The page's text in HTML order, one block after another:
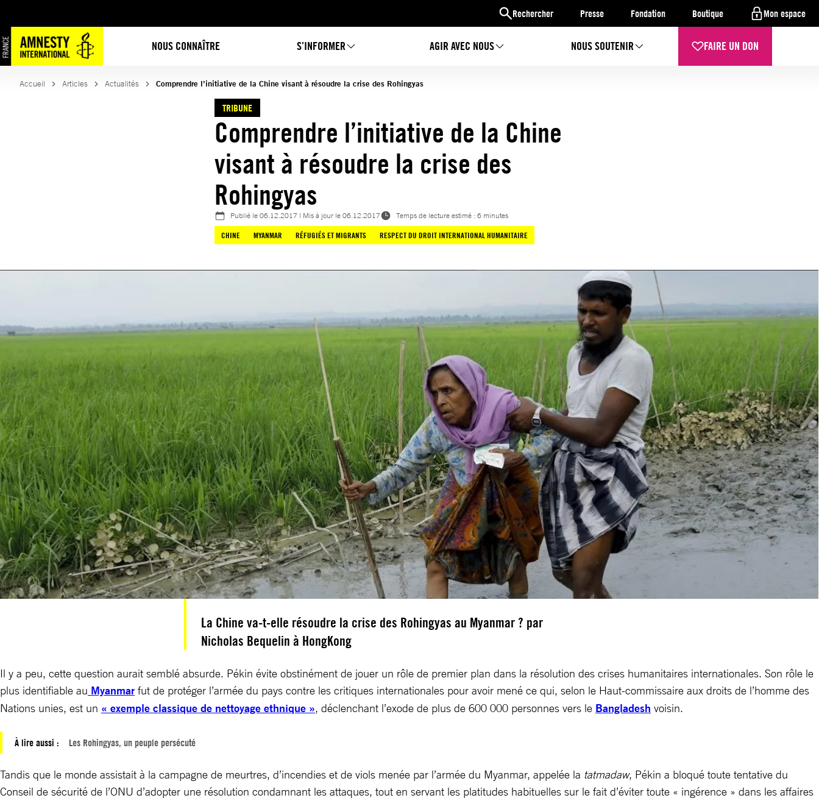
Rechercher Presse Fondation Boutique Mon espace
NOUS CONNAÎTRE S’INFORMER AGIR AVEC NOUS NOUS SOUTENIR FAIRE UN DON
au
contenu
Accueil Articles Actualités Comprendre l’initiative de la Chine visant à résoudre la crise des Rohingyas
TRIBUNE
Comprendre l’initiative de la Chine
visant à résoudre la crise des
Rohingyas
Publié le06.12.2017 | Mis à jour le06.12.2017
Temps de lecture estimé : 6 minutes
CHINE
MYANMAR RÉFUGIÉS ET MIGRANTS RESPECT DU DROIT INTERNATIONAL HUMANITAIRE
La Chine va-t-elle résoudre la crise des Rohingyas au Myanmar ? par
Nicholas Bequelin à HongKong
Il y a peu, cette question aurait semblé absurde. Pékin évite obstinément de jouer un rôle de premier plan dans la résolution des crises humanitaires internationales. Son rôle le
plus identifiable au Myanmar fut de protéger l’armée du pays contre les critiques internationales pour avoir mené ce qui, selon le Haut-commissaire aux droits de l’homme des
Nations unies, est un « exemple classique de nettoyage ethnique », déclenchant l’exode de plus de 600 000 personnes vers le Bangladesh voisin.
À lire aussi : Les Rohingyas, un peuple persécuté
Tandis que le monde assistait à la campagne de meurtres, d’incendies et de viols menée par l’armée du Myanmar, appelée la tatmadaw, Pékin a bloqué toute tentative du
Conseil de sécurité de l’ONU d’adopter une résolution condamnant les attaques, tout en servant les platitudes habituelles sur le fait d’éviter toute « ingérence » dans les affaires